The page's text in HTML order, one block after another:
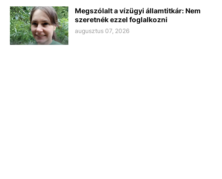
Megszólalt a vízügyi államtitkár: Nem
szeretnék ezzel foglalkozni
augusztus 07, 2026